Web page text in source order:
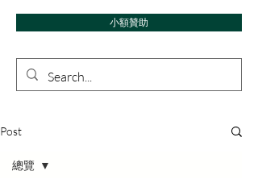
小額贊助
Post
總覽